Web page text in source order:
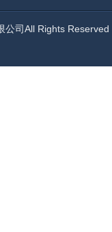
公司All Rights